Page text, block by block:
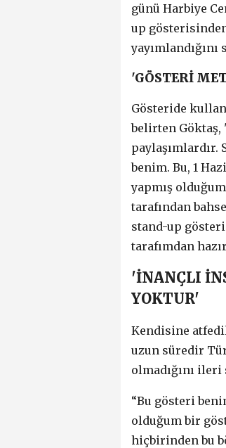
günü Harbiye
up gösterisinden
yayımlandığını
'GÖSTERİ
Gösteride
belirten Göktaş,
paylaşımlardır.
benim. Bu, 1
yapmış
tarafından
stand-up
tarafımdan
'İNANÇLI
YOKTUR'
Kendisine
uzun süredir
olmadığını ileri
“Bu gösteri
olduğum bir
hiçbirinden bu